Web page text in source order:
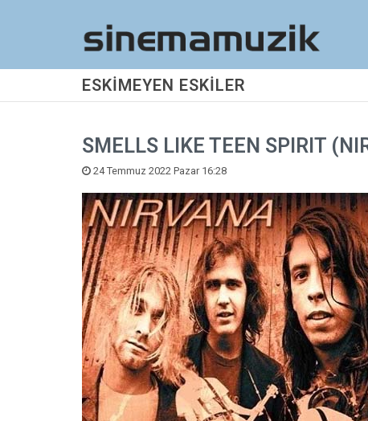
ESKİMEYEN ESKİLER
SMELLS LIKE TEEN SPIRIT
24 Temmuz 2022 Pazar 16:28